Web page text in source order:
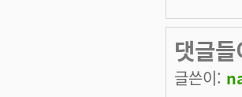
댓글
글쓴이: